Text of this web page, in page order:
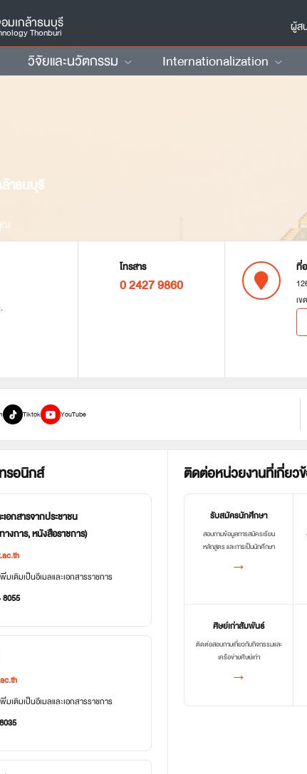
มเกล้าธนบุรี
Thonburi
ผู้ส
วิจัยและนวัตกรรม Internationalization
ล้าธนบุรี
ณ
โทรสาร
0 2427 9860
ที่
เ
Tiktok YouTube
รอนิกส์
อกสารจากประชาชน
างการ, หนังสือราชการ)
เติมเป็นอีเมลและเอกสารราชการ
เติมเป็นอีเมลและเอกสารราชการ
ติดต่อหน่วยงานที่เกี่ยว
รับสมัครนักศึกษา
สอบถามข้อมูลการสมัครเรียน
หลักสูตร และการเป็นนักศึกษา
→
ศิษย์เก่าสัมพันธ์
ติดต่อสอบถามเกี่ยวกับกิจกรรมและ
เครือข่ายศิษย์เก่า
→